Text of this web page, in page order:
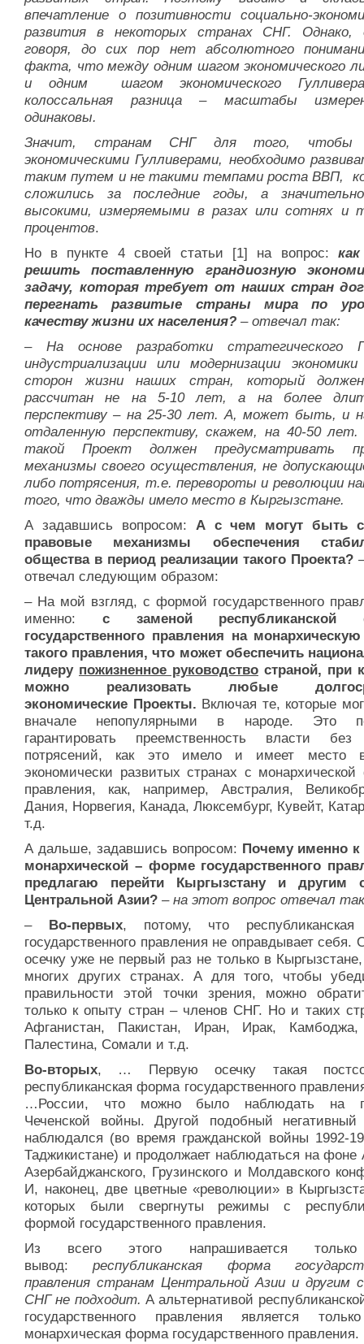
впечатле­ние о позитивности соци­ально-
развития в некоторых странах СНГ. Од­нако,
говоря, до сих пор нет абсолютного
факта, что между од­ним шагом экономического
и одним шагом экономического
колоссальная разница – масштабы
одинаковы.
Значит, странам СНГ для того, чтобы
экономическими Гулливерами, необхо­димо
таким путем и не такими темпами роста ВВП,
сложились за по­следние годы, а
высокими, измеряемыми в разах или сотнях и
процентов.
Но в пункте 4 своей статьи [1] на вопрос:
решить поставленную грандиозную
задачу, которая требует от наших стран
перегнать развитые страны мира по
качеству жизни их населения? – отвечал так:
– На основе разработки стратегического
индустриализации или модернизации
сторон жизни наших стран, который
рассчитан не на 5-10 лет, а на более
перспективу – на 25-30 лет. А, может быть, и
отдаленную перспективу, скажем, на 40-50
такой Проект должен предусматривать
механизмы своего осуществления, не
либо потрясения, т.е. перевороты и революции
того, что дважды имело место в Кыргызстане.
А задавшись вопросом: А с чем могут быть
правовые механизмы обеспечения
общества в период реализации такого Проекта?
отвечал следующим образом:
– На мой взгляд, с формой государственного
именно: с заменой республиканской
государственного правления на
такого правления, что может обеспечить
лидеру пожизненное руководство страной, при
можно реализовать любые
экономические Проекты. Включая те, которые
вначале непопулярными в народе. Это
гарантировать преемственность власти без
потрясений, как это имело и имеет место
экономически развитых странах с
правления, как, например, Австралия,
Дания, Норвегия, Канада, Люксембург, Кувейт,
т.д.
А дальше, задавшись вопросом: Почему именно к
монархической – форме государственного
предлагаю перейти Кыргызстану и другим
Центральной Азии? – на этот вопрос отвечал
– Во-первых, потому, что
государственного правления не оправдывает себя.
осечку уже не первый раз не только в
многих других странах. А для того, чтобы
правильности этой точки зрения, можно
только к опыту стран – членов СНГ. Но и таких
Афганистан, Пакистан, Иран, Ирак,
Палестина, Сомали и т.д.
Во-вторых, … Первую осечку такая
республиканская форма государственного
…России, что можно было наблюдать на
Чеченской войны. Другой подобный
наблюдался (во время гражданской войны 1992-
Таджикистане) и продолжает наблюдаться на фоне
Азербайджанского, Грузинского и Молдавского
И, наконец, две цветные «революции» в
которых были свергнуты режимы с
формой государственного правления.
Из всего этого напрашивается
вывод:республиканская форма
правления странам Центральной Азии и другим
СНГ не подходит. А альтернативой
государственного правления является
монархическая форма государственного правления.